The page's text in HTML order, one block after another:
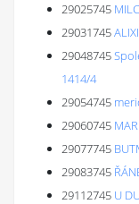
29025745
29031745
29048745
1414/4
29054745
29060745
29077745
29083745
29112745 U